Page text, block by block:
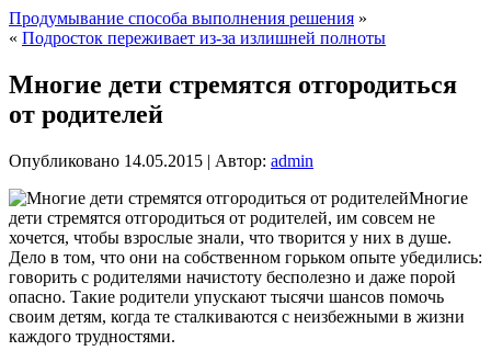
Продумывание способа выполнения решения »
« Подросток переживает из-за излишней полноты
Многие дети стремятся отгородиться
от родителей
Опубликовано 14.05.2015 | Автор: admin
Многие
дети стремятся отгородиться от родителей, им совсем не
хочется, чтобы взрослые знали, что творится у них в душе.
Дело в том, что они на собственном горьком опыте убедились:
говорить с родителями начистоту бесполезно и даже порой
опасно. Такие родители упускают тысячи шансов помочь
своим детям, когда те сталкиваются с неизбежными в жизни
каждого трудностями.